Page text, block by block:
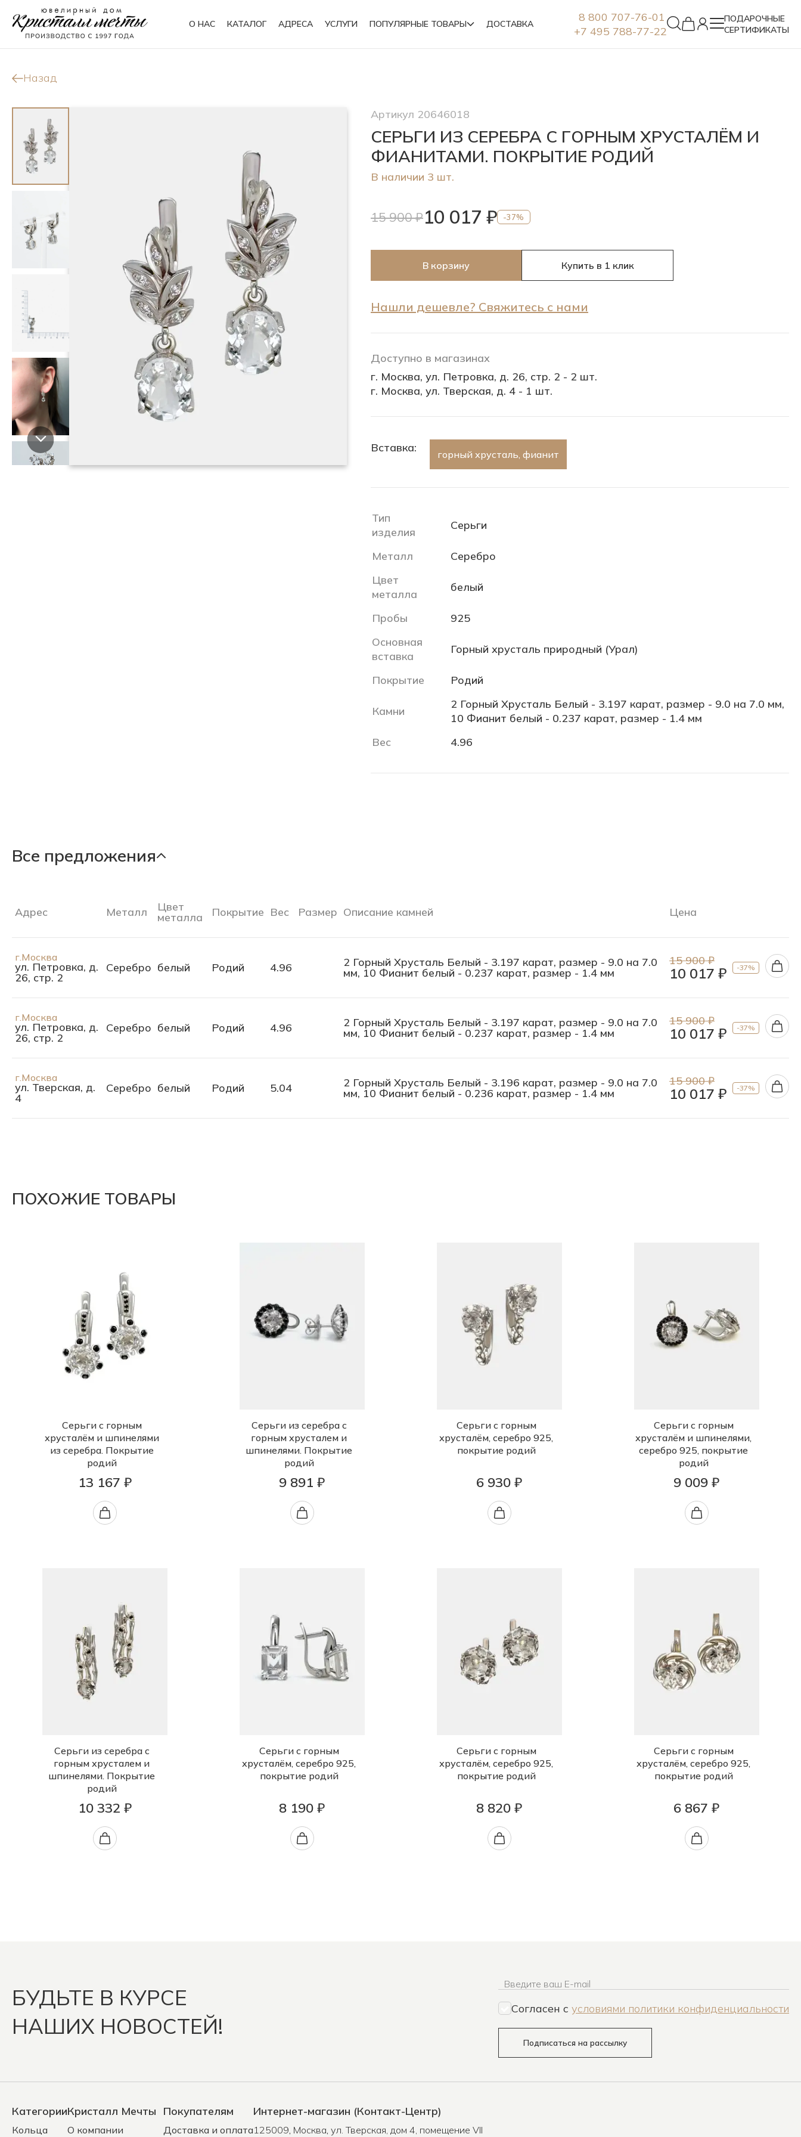
О НАС КАТАЛОГ АДРЕСА УСЛУГИ ПОПУЛЯРНЫЕ ТОВАРЫ ДОСТАВКА
8 800 707-76-01
+7 495 788-77-22
ПОДАРОЧНЫЕ
СЕРТИФИКАТЫ
Кольца
Колье Броши
Назад
Артикул 20646018
СЕРЬГИ ИЗ СЕРЕБРА С ГОРНЫМ ХРУСТАЛЁМ И
ФИАНИТАМИ. ПОКРЫТИЕ РОДИЙ
В наличии 3 шт.
15 900 ₽10 017 ₽ -37%
В корзину Купить в 1 клик
Нашли дешевле? Свяжитесь с нами
Доступно в магазинах
г. Москва, ул. Петровка, д. 26, стр. 2 - 2 шт.
г. Москва, ул. Тверская, д. 4 - 1 шт.
Вставка: горный хрусталь, фианит
Тип
изделия
Серьги
Металл
Серебро
Цвет
металла
белый
Пробы
925
Основная
вставка
Горный хрусталь природный (Урал)
Покрытие Родий
Камни
2 Горный Хрусталь Белый - 3.197 карат, размер - 9.0 на 7.0 мм,
10 Фианит белый - 0.237 карат, размер - 1.4 мм
Вес
4.96
Все предложения
Адрес Металл Цвет
металла Покрытие Вес Размер Описание камней Цена
г.Москва
ул. Петровка, д.
26, стр. 2
Серебро белый Родий 4.96 2 Горный Хрусталь Белый - 3.197 карат, размер - 9.0 на 7.0
мм, 10 Фианит белый - 0.237 карат, размер - 1.4 мм
15 900 ₽
10 017 ₽ -37%
г.Москва
ул. Петровка, д.
26, стр. 2
Серебро белый Родий 4.96 2 Горный Хрусталь Белый - 3.197 карат, размер - 9.0 на 7.0
мм, 10 Фианит белый - 0.237 карат, размер - 1.4 мм
15 900 ₽
10 017 ₽ -37%
г.Москва
ул. Тверская, д.
4
Серебро белый Родий 5.04 2 Горный Хрусталь Белый - 3.196 карат, размер - 9.0 на 7.0
мм, 10 Фианит белый - 0.236 карат, размер - 1.4 мм
15 900 ₽
10 017 ₽ -37%
ПОХОЖИЕ ТОВАРЫ
Серьги с горным
хрусталём и шпинелями
из серебра. Покрытие
родий
13 167 ₽
Серьги из серебра с
горным хрусталем и
шпинелями. Покрытие
родий
9 891 ₽
Серьги с горным
хрусталём, серебро 925,
покрытие родий
6 930 ₽
Серьги с горным
хрусталём и шпинелями,
серебро 925, покрытие
родий
9 009 ₽
Серьги из серебра с
горным хрусталем и
шпинелями. Покрытие
родий
10 332 ₽
Серьги с горным
хрусталём, серебро 925,
покрытие родий
8 190 ₽
Серьги с горным
хрусталём, серебро 925,
покрытие родий
8 820 ₽
Серьги с горным
хрусталём, серебро 925,
покрытие родий
6 867 ₽
БУДЬТЕ В КУРСЕ
НАШИХ НОВОСТЕЙ!
Введите ваш E-mail
Согласен c условиями политики конфиденциальности
Подписаться на рассылку
Категории
Кольца
Кристалл Мечты
О компании
Покупателям
Доставка и оплата
Интернет-магазин (Контакт-Центр)
125009, Москва, ул. Тверская, дом 4, помещение VII